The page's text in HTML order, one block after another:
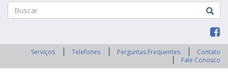
Serviços Telefones Perguntas Frequentes
Contato
Fale Conosco